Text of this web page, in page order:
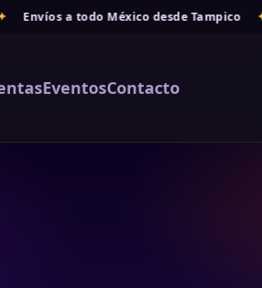
Envíos a todo México desde Tampico ✦
EventosContacto